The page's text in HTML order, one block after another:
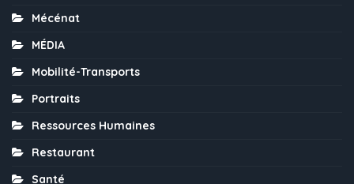
Mécénat
MÉDIA
Mobilité-Transports
Portraits
Ressources Humaines
Restaurant
Santé